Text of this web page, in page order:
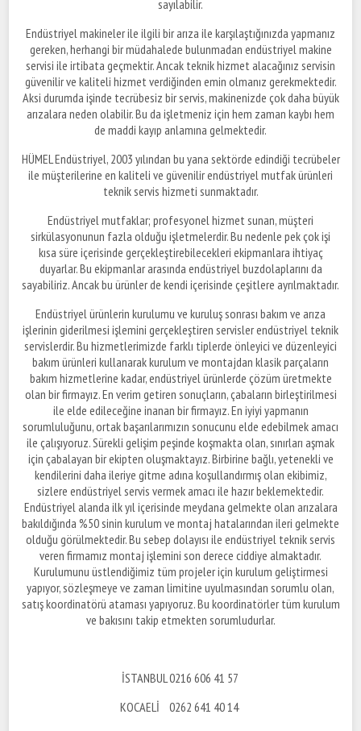
sayılabilir.
Endüstriyel makineler ile ilgili bir arıza ile karşılaştığınızda yapmanız
gereken, herhangi bir müdahalede bulunmadan endüstriyel makine
servisi ile irtibata geçmektir. Ancak teknik hizmet alacağınız servisin
güvenilir ve kaliteli hizmet verdiğinden emin olmanız gerekmektedir.
Aksi durumda işinde tecrübesiz bir servis, makinenizde çok daha büyük
arızalara neden olabilir. Bu da işletmeniz için hem zaman kaybı hem
de maddi kayıp anlamına gelmektedir.
HÜMEL Endüstriyel, 2003 yılından bu yana sektörde edindiği tecrübeler
ile müşterilerine en kaliteli ve güvenilir endüstriyel mutfak ürünleri
teknik servis hizmeti sunmaktadır.
Endüstriyel mutfaklar; profesyonel hizmet sunan, müşteri
sirkülasyonunun fazla olduğu işletmelerdir. Bu nedenle pek çok işi
kısa süre içerisinde gerçekleştirebilecekleri ekipmanlara ihtiyaç
duyarlar. Bu ekipmanlar arasında endüstriyel buzdolaplarını da
sayabiliriz. Ancak bu ürünler de kendi içerisinde çeşitlere ayrılmaktadır.
Endüstriyel ürünlerin kurulumu ve kuruluş sonrası bakım ve arıza
işlerinin giderilmesi işlemini gerçekleştiren servisler endüstriyel teknik
servislerdir. Bu hizmetlerimizde farklı tiplerde önleyici ve düzenleyici
bakım ürünleri kullanarak kurulum ve montajdan klasik parçaların
bakım hizmetlerine kadar, endüstriyel ürünlerde çözüm üretmekte
olan bir firmayız. En verim getiren sonuçların, çabaların birleştirilmesi
ile elde edileceğine inanan bir firmayız. En iyiyi yapmanın
sorumluluğunu, ortak başarılarımızın sonucunu elde edebilmek amacı
ile çalışıyoruz. Sürekli gelişim peşinde koşmakta olan, sınırları aşmak
için çabalayan bir ekipten oluşmaktayız. Birbirine bağlı, yetenekli ve
kendilerini daha ileriye gitme adına koşullandırmış olan ekibimiz,
sizlere endüstriyel servis vermek amacı ile hazır beklemektedir.
Endüstriyel alanda ilk yıl içerisinde meydana gelmekte olan arızalara
bakıldığında %50 sinin kurulum ve montaj hatalarından ileri gelmekte
olduğu görülmektedir. Bu sebep dolayısı ile endüstriyel teknik servis
veren firmamız montaj işlemini son derece ciddiye almaktadır.
Kurulumunu üstlendiğimiz tüm projeler için kurulum geliştirmesi
yapıyor, sözleşmeye ve zaman limitine uyulmasından sorumlu olan,
satış koordinatörü ataması yapıyoruz. Bu koordinatörler tüm kurulum
ve bakısını takip etmekten sorumludurlar.
İSTANBUL 0216 606 41 57
KOCAELİ 0262 641 40 14